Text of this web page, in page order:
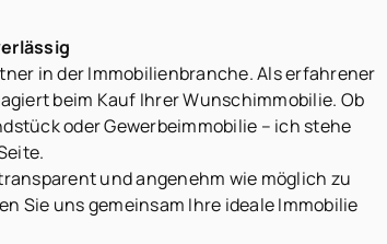
in der Immobilienbranche. Als erfahrener
beim Kauf Ihrer Wunschimmobilie. Ob
oder Gewerbeimmobilie – ich stehe
und angenehm wie möglich zu
Sie uns gemeinsam Ihre ideale Immobilie